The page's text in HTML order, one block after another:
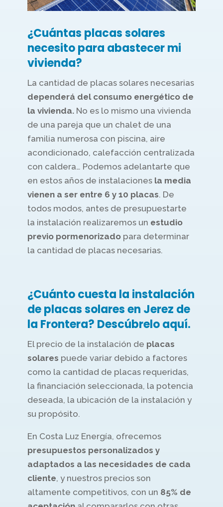
¿Cuántas placas solares
necesito para abastecer mi
vivienda?
La cantidad de placas solares necesarias
dependerá del consumo energético de
la vivienda.No es lo mismo una vivienda
de una pareja que un chalet de una
familia numerosa con piscina, aire
acondicionado, calefacción centralizada
con caldera… Podemos adelantarte que
en estos años de instalaciones la media
vienen a ser entre 6 y 10 placas. De
todos modos, antes de presupuestarte
la instalación realizaremos un estudio
previo pormenorizadopara determinar
la cantidad de placas necesarias.
¿Cuánto cuesta la instalación
de placas solares en Jerez de
la Frontera? Descúbrelo aquí.
El precio de la instalación de placas
solares puede variar debido a factores
como la cantidad de placas requeridas,
la financiación seleccionada, la potencia
deseada, la ubicación de la instalación y
su propósito.
En Costa Luz Energía, ofrecemos
presupuestos personalizados y
adaptados a las necesidades de cada
cliente, y nuestros precios son
altamente competitivos, con un 85% de